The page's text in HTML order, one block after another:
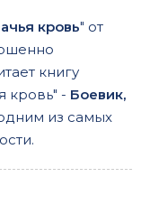
кровь" от
книгу
кровь" - Боевик,
из самых